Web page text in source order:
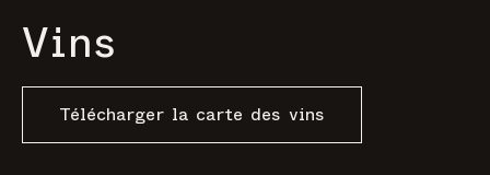
Vins
Télécharger la carte des vins